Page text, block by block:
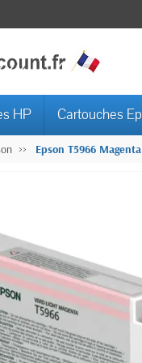
HP Cartouches
Epson T5966